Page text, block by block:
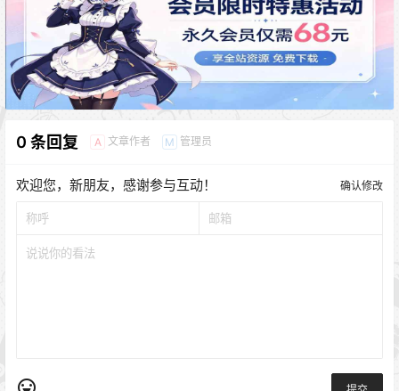
0 条回复 A 文章作者 M 管理员
欢迎您，新朋友，感谢参与互动！ 确认修改